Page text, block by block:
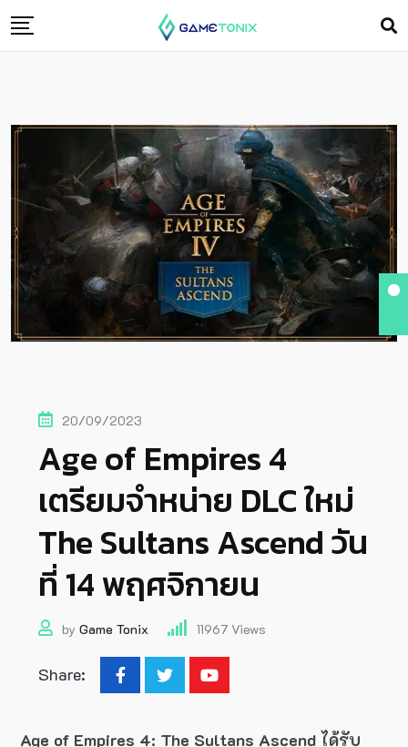
20/09/2023
Age of Empires 4
เตรียมจำหน่าย DLC ใหม่
The Sultans Ascend วัน
ที่ 14 พฤศจิกายน
by Game Tonix 11967 Views
Share:
Age of Empires 4: The Sultans Ascend ได้รับ